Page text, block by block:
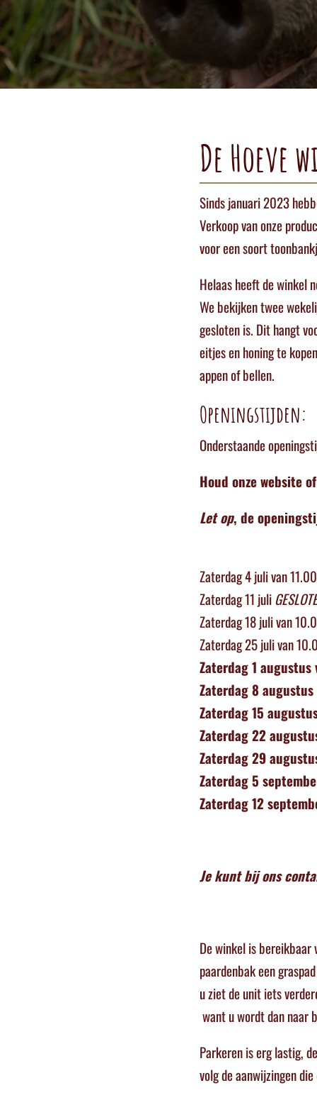
De Hoeve
Sinds januari 2023
Verkoop van onze
voor een soort
Helaas heeft de winkel
We bekijken twee
gesloten is. Dit hangt
eitjes en honing te
appen of bellen.
Openingstijden:
Onderstaande
Houd onze website
Let op, de
Zaterdag 4 juli van
Zaterdag 11 juli
Zaterdag 18 julivan
Zaterdag 25 julivan
Zaterdag 1 augustus
Zaterdag 8 augustus
Zaterdag 15
Zaterdag 22
Zaterdag 29
Zaterdag 5
Zaterdag 12
Je kunt bij ons
De winkel is bereikbaar
paardenbak een
u ziet de unit iets
want u wordt dan naar
Parkeren is erg lastig,
volg de aanwijzingen